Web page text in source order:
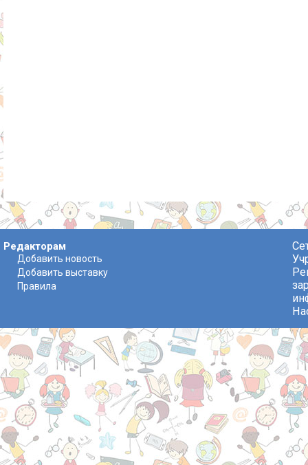
Редакторам
Добавить новость
Добавить выставку
Правила